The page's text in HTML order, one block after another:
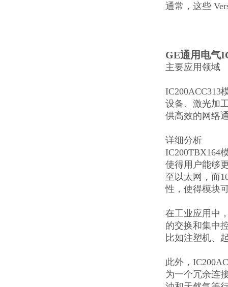
通常，这些
GE通用电气
主要应用领域
IC200ACC313
设备、激光加
供高效的网络
详细分析
IC200TBX164
使得用户能够
至以太网，而
性，使得模块
在工业应用中
的交换和集中
比如注塑机、
此外，
为一个冗余连